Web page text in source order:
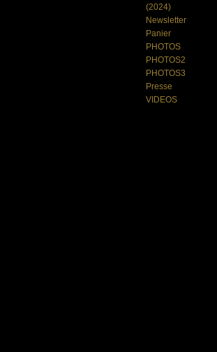
(2024)
Newsletter
Panier
PHOTOS
PHOTOS2
PHOTOS3
Presse
VIDEOS